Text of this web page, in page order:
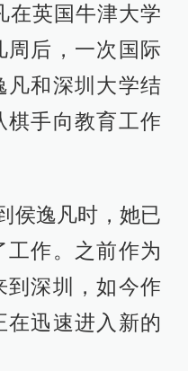
在英国牛津大学
周后，一次国际
凡和深圳大学结
棋手向教育工作
侯逸凡时，她已
作。之前作为
到深圳，如今作
在迅速进入新的